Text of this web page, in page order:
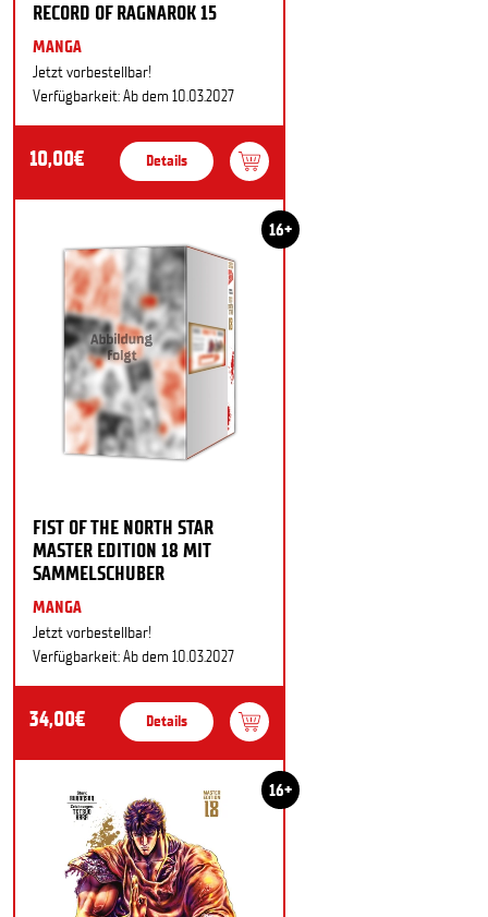
RECORD OF RAGNAROK 15
MANGA
Jetzt vorbestellbar!
Verfügbarkeit: Ab dem 10.03.2027
10,00€ Details
16+
FIST OF THE NORTH STAR
MASTER EDITION 18 MIT
SAMMELSCHUBER
MANGA
Jetzt vorbestellbar!
Verfügbarkeit: Ab dem 10.03.2027
34,00€ Details
16+